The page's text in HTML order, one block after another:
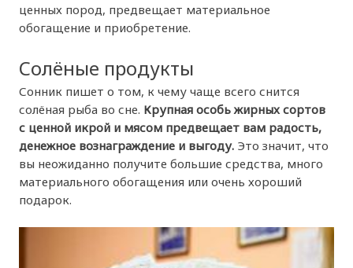
ценных пород, предвещает материальное
обогащение и приобретение.
Солёные продукты
Сонник пишет о том, к чему чаще всего снится
солёная рыба во сне. Крупная особь жирных сортов
с ценной икрой и мясом предвещает вам радость,
денежное вознаграждение и выгоду. Это значит, что
вы неожиданно получите большие средства, много
материального обогащения или очень хороший
подарок.